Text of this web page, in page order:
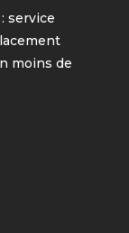
service
moins de